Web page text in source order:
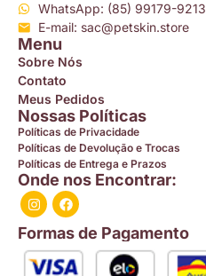
WhatsApp: (85) 99179-9213
E-mail: sac@petskin.store
Menu
Sobre Nós
Contato
Meus Pedidos
Nossas Políticas
Políticas de Privacidade
Políticas de Devolução e Trocas
Políticas de Entrega e Prazos
Onde nos Encontrar:
Formas de Pagamento